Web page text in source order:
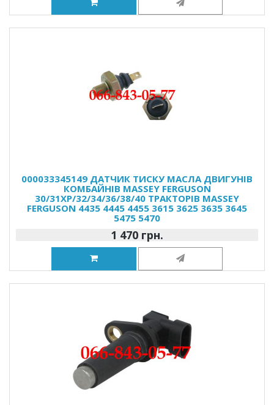
000033345149 ДАТЧИК ТИСКУ МАСЛА ДВИГУНІВ
КОМБАЙНІВ MASSEY FERGUSON
30/31XP/32/34/36/38/40 ТРАКТОРІВ MASSEY
FERGUSON 4435 4445 4455 3615 3625 3635 3645
5475 5470
1 470 грн.